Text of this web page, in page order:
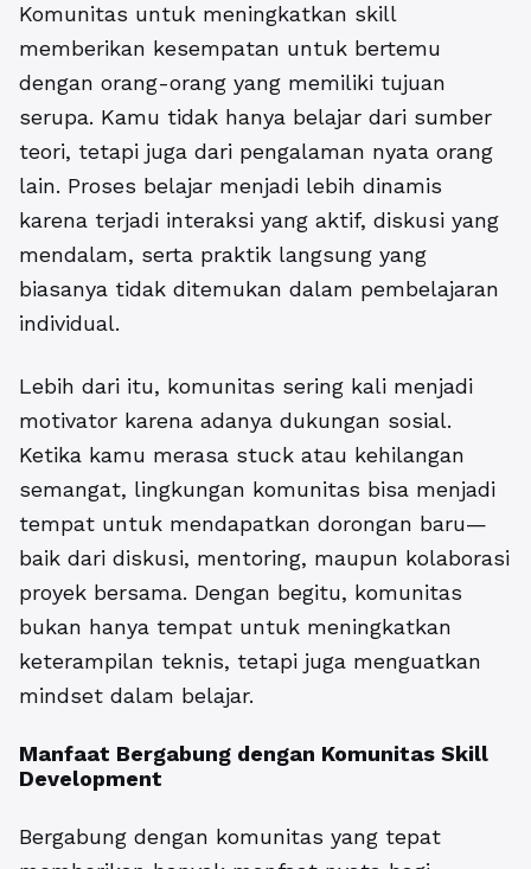
Komunitas untuk meningkatkan skill
memberikan kesempatan untuk bertemu
dengan orang-orang yang memiliki tujuan
serupa. Kamu tidak hanya belajar dari sumber
teori, tetapi juga dari pengalaman nyata orang
lain. Proses belajar menjadi lebih dinamis
karena terjadi interaksi yang aktif, diskusi yang
mendalam, serta praktik langsung yang
biasanya tidak ditemukan dalam pembelajaran
individual.
Lebih dari itu, komunitas sering kali menjadi
motivator karena adanya dukungan sosial.
Ketika kamu merasa stuck atau kehilangan
semangat, lingkungan komunitas bisa menjadi
tempat untuk mendapatkan dorongan baru—
baik dari diskusi, mentoring, maupun kolaborasi
proyek bersama. Dengan begitu, komunitas
bukan hanya tempat untuk meningkatkan
keterampilan teknis, tetapi juga menguatkan
mindset dalam belajar.
Manfaat Bergabung dengan Komunitas Skill
Development
Bergabung dengan komunitas yang tepat